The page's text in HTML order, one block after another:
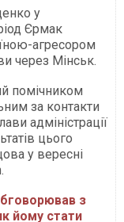
у
Єрмак
агресором
через Мінськ.
помічником
за контакти
адміністрації
цього
у вересні
з
йому стати